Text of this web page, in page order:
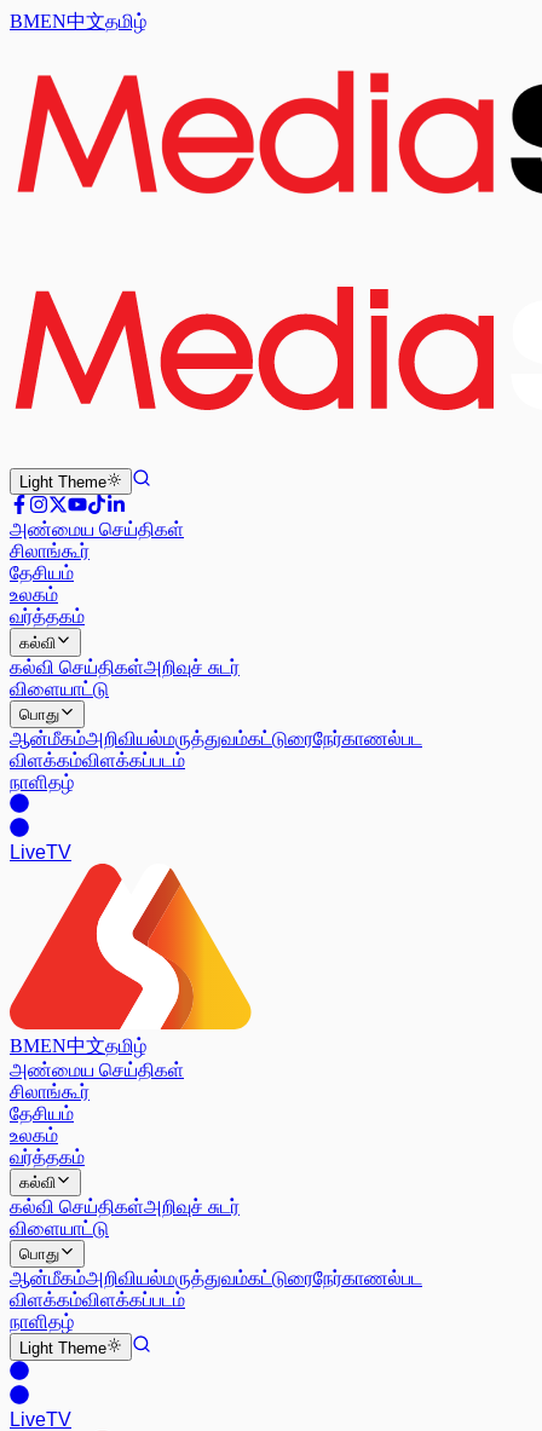
BMEN中文தமிழ்
Light Theme
அண்மைய செய்திகள்
சிலாங்கூர்
தேசியம்
உலகம்
வர்த்தகம்
கல்வி
கல்வி செய்திகள்அறிவுச் சுடர்
விளையாட்டு
பொது
ஆன்மீகம்அறிவியல்மருத்துவம்கட்டுரைநேர்காணல்பட
விளக்கம்விளக்கப்படம்
நாளிதழ்
LiveTV
BMEN中文தமிழ்
அண்மைய செய்திகள்
சிலாங்கூர்
தேசியம்
உலகம்
வர்த்தகம்
கல்வி
கல்வி செய்திகள்அறிவுச் சுடர்
விளையாட்டு
பொது
ஆன்மீகம்அறிவியல்மருத்துவம்கட்டுரைநேர்காணல்பட
விளக்கம்விளக்கப்படம்
நாளிதழ்
Light Theme
LiveTV